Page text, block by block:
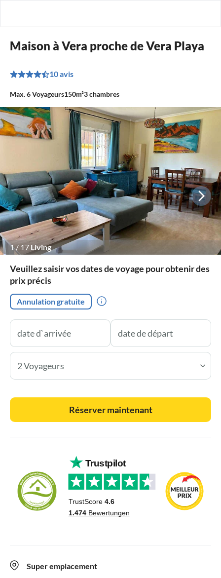
Maison à Vera proche de Vera Playa
10 avis
Max.6Voyageurs150m²3chambres
1/ 17 Living
Veuillez saisir vos dates de voyage pour obtenir des
prix précis
Annulation gratuite
2 Voyageurs
Réserver maintenant
Super emplacement